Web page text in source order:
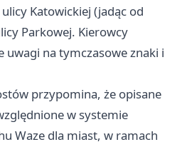
Katowickiej (jadąc od
Parkowej. Kierowcy
uwagi na tymczasowe znaki i
przypomina, że opisane
w systemie
Waze dla miast, w ramach